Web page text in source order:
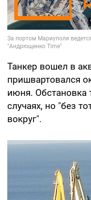
Танкер вошел в
пришвартовался
июня. Обстановка
случаях, но "без
вокруг".